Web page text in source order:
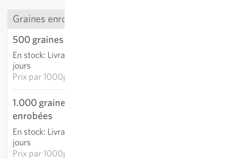
Graines enrobées
500 graines enrobées
En stock: Livraison 3-5
jours
Prix par1000p: 24,18 €
1.000 graines
enrobées
En stock: Livraison 3-5
jours
Prix par1000p: 20,28 €